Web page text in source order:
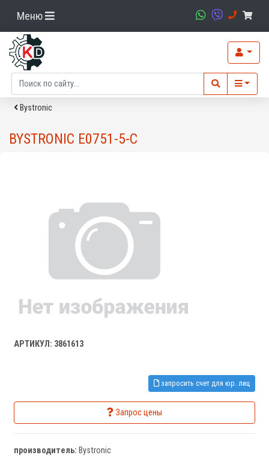
Меню
Bystronic
BYSTRONIC E0751-5-C
АРТИКУЛ: 3861613
запросить счет для юр. лиц
Запрос цены
производитель: Bystronic